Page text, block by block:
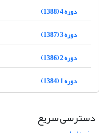
دوره 4 (1388)
دوره 3 (1387)
دوره 2 (1386)
دوره 1 (1384)
دسترسی سریع